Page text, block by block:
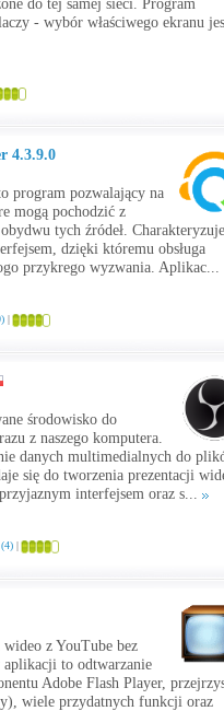
do tej samej sieci. Program
- wybór właściwego ekranu
4.3.9.0
program pozwalający na
mogą pochodzić z
tych źródeł.
dzięki któremu obsługa
przykrego wyzwania. Aplikac...
|
środowisko do
z naszego komputera.
danych multimedialnych do
się do tworzenia prezentacji
interfejsem oraz s...
(4) |
z YouTube bez
to odtwarzanie
Adobe Flash Player,
wiele przydatnych funkcji oraz